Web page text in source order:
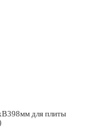
для плиты